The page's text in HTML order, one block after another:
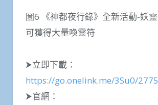
圖6 《神都夜行錄》全新活動-妖
可獲得大量喚靈符
⮞立即下載：
https://go.onelink.me/3Su0/
⮞官網：